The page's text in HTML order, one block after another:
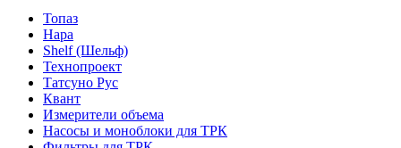
Топаз
Нара
Shelf (Шельф)
Технопроект
Татсуно Рус
Квант
Измерители объема
Насосы и моноблоки для ТРК